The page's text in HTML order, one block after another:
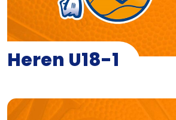
Heren U18-1